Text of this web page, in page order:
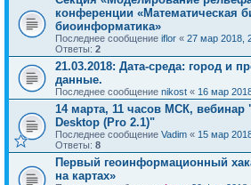
конференции «Математическая
биоинформатика»
Последнее сообщение iflor « 27 мар 2018,
Ответы: 2
21.03.2018: Дата-среда: город и
данные.
Последнее сообщение nikost « 16 мар
14 марта, 11 часов МСК, вебинар
Desktop (Pro 2.1)"
Последнее сообщение Vadim « 15 мар
Ответы: 8
Первый геоинформационный
на картах»